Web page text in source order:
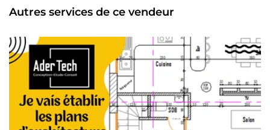
structurelle (tous types) Structures en béton armé
Charpentes métalliques Charpentes en bois Construction
Métré quantitatif de vos projets
Autres services de ce vendeur